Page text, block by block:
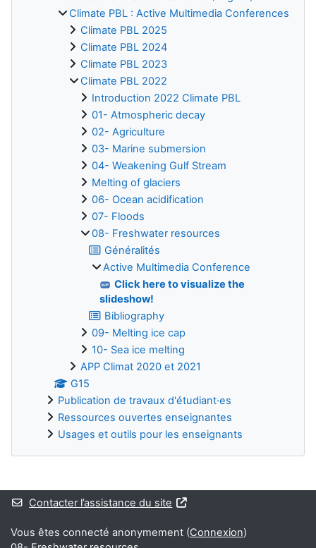
Climate PBL : Active Multimedia Conferences
Climate PBL 2025
Climate PBL 2024
Climate PBL 2023
Climate PBL 2022
Introduction 2022 Climate PBL
01- Atmospheric decay
02- Agriculture
03- Marine submersion
04- Weakening Gulf Stream
Melting of glaciers
06- Ocean acidification
07- Floods
08- Freshwater resources
Généralités
Active Multimedia Conference
Click here to visualize the
slideshow!
Bibliography
09- Melting ice cap
10- Sea ice melting
APP Climat 2020 et 2021
G15
Publication de travaux d'étudiant·es
Ressources ouvertes enseignantes
Usages et outils pour les enseignants
Blocs supplémentaires
Contacter l’assistance du site
Vous êtes connecté anonymement (Connexion)